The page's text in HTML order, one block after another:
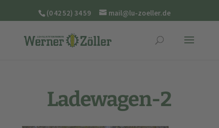
(0 42 52) 34 59 mail@lu-zoeller.de
Ladewagen-2